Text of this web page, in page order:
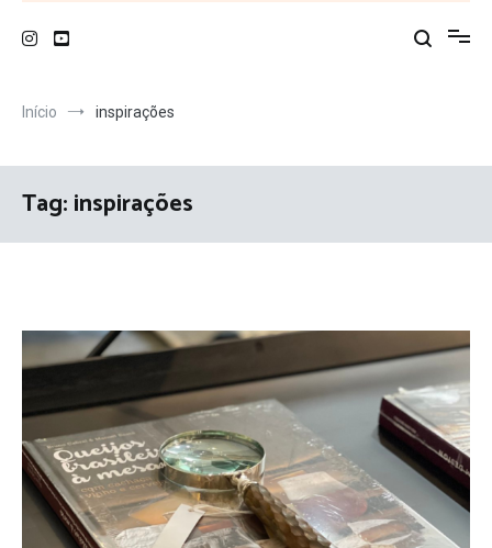
Início inspirações
Tag:inspirações